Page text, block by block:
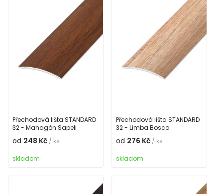
Přechodová lišta STANDARD
32 - Mahagón Sapeli
od 248 Kč / ks
skladom
Přechodová lišta STANDARD
32 - Limba Bosco
od 276 Kč / ks
skladom